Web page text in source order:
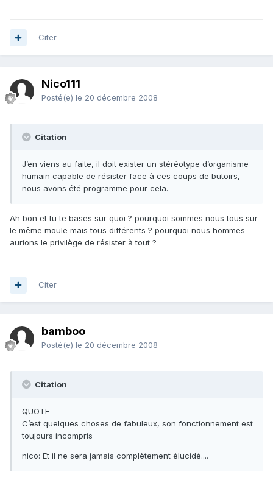
Citer
Nico111
Posté(e) le 20 décembre 2008
Citation
J’en viens au faite, il doit exister un stéréotype d’organisme
humain capable de résister face à ces coups de butoirs,
nous avons été programme pour cela.
Ah bon et tu te bases sur quoi ? pourquoi sommes nous tous sur
le même moule mais tous différents ? pourquoi nous hommes
aurions le privilège de résister à tout ?
Citer
bamboo
Posté(e) le 20 décembre 2008
Citation
QUOTE
C’est quelques choses de fabuleux, son fonctionnement est
toujours incompris
nico: Et il ne sera jamais complètement élucidé....